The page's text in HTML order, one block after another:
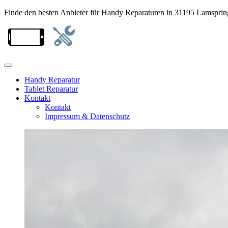
Finde den besten Anbieter für Handy Reparaturen in 31195
Handy Reparatur
Tablet Reparatur
Kontakt
Kontakt
Impressum & Datenschutz